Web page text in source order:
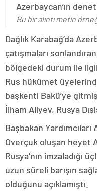
Azerbaycan’ın
Bu bir alıntı metin
Dağlık Karabağ’da
çatışmaları
bölgedeki durum ile
Rus hükümet
başkenti Bakü’ye
İlham Aliyev, Rusya
Başbakan
Overçuk oluşan heyet
Rusya’nın imzaladığı
uzun süreli barışın
olduğunu açıklamıştı.